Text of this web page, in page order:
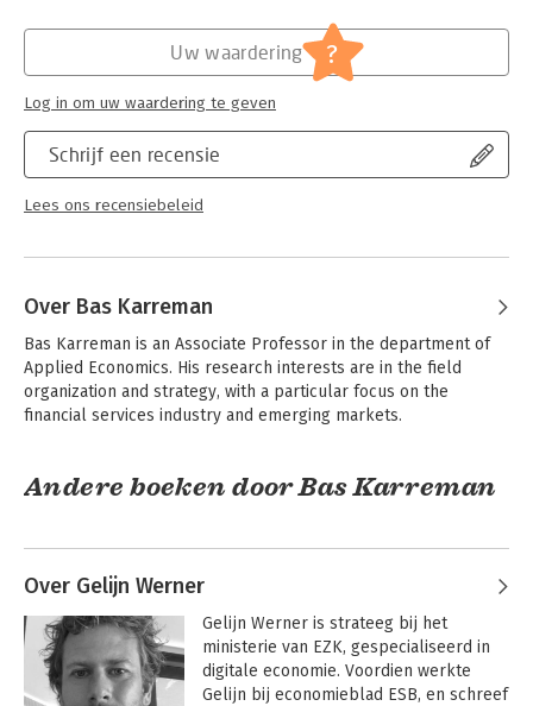
Schrijf een recensie
Lees ons recensiebeleid
Uw waardering ?
Log in om uw waardering te geven
Over Bas Karreman
Bas Karreman is an Associate Professor in the department of
Applied Economics. His research interests are in the field
organization and strategy, with a particular focus on the
financial services industry and emerging markets.
Andere boeken door Bas Karreman
Over Gelijn Werner
Gelijn Werner is strateeg bij het
ministerie van EZK, gespecialiseerd in
digitale economie. Voordien werkte
Gelijn bij economieblad ESB, en schreef